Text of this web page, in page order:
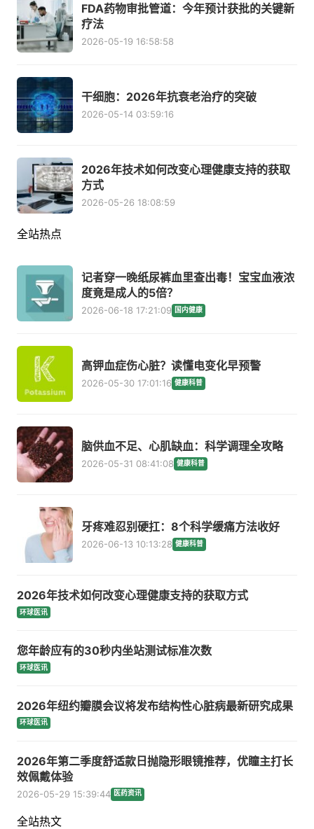
FDA药物审批管道：今年预计获批的关键新
疗法
2026-05-19 16:58:58
干细胞：2026年抗衰老治疗的突破
2026-05-14 03:59:16
2026年技术如何改变心理健康支持的获取
方式
2026-05-26 18:08:59
全站热点
记者穿一晚纸尿裤血里查出毒！宝宝血液浓
度竟是成人的5倍？
2026-06-18 17:21:09 国内健康
高钾血症伤心脏？读懂电变化早预警
2026-05-30 17:01:16 健康科普
脑供血不足、心肌缺血：科学调理全攻略
2026-05-31 08:41:08 健康科普
牙疼难忍别硬扛：8个科学缓痛方法收好
2026-06-13 10:13:28 健康科普
2026年技术如何改变心理健康支持的获取方式
环球医讯
您年龄应有的30秒内坐站测试标准次数
环球医讯
2026年纽约瓣膜会议将发布结构性心脏病最新研究成果
环球医讯
2026年第二季度舒适款日抛隐形眼镜推荐，优瞳主打长
效佩戴体验
2026-05-29 15:39:44 医药资讯
全站热文